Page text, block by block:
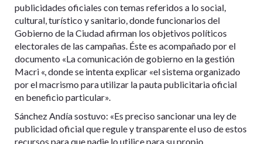
publicidades oficiales con temas referidos a lo social,
cultural, turístico y sanitario, donde funcionarios del
Gobierno de la Ciudad afirman los objetivos políticos
electorales de las campañas. Éste es acompañado por el
documento «La comunicación de gobierno en la gestión
Macri «, donde se intenta explicar «el sistema organizado
por el macrismo para utilizar la pauta publicitaria oficial
en beneficio particular».
Sánchez Andía sostuvo: «Es preciso sancionar una ley de
publicidad oficial que regule y transparente el uso de estos
recursos para que nadie lo utilice para su propio